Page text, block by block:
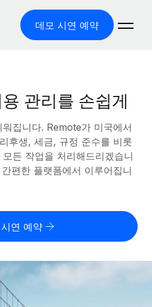
데모 시연 예약
급을 손쉽게 처리
하며 계약자 고용
및 관리
용 업무를 간소화
기
크 확인
화 옵션과 지급 소요 시간 확인
로그인
관리를 손쉽게
집니다. Remote가 미국에서
후생, 세금, 규정 준수를 비롯
든 작업을 처리해드리겠습니
편한 플랫폼에서 이루어집니
연 예약